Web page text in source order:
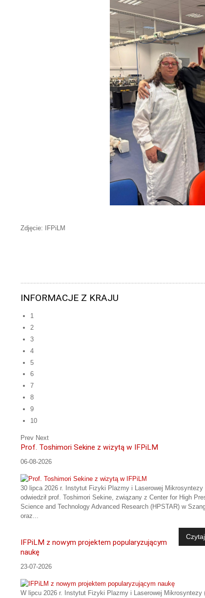
Zdjęcie: IFPiLM
INFORMACJE Z KRAJU
1
2
3
4
5
6
7
8
9
10
Prev Next
Prof. Toshimori Sekine z wizytą w IFPiLM
06-08-2026
30 lipca 2026 r. Instytut Fizyki Plazmy i Laserowej Mikrosyntezy
odwiedził prof. Toshimori Sekine, związany z Center for High
Science and Technology Advanced Research (HPSTAR) w
oraz...
IFPiLM z nowym projektem popularyzującym
naukę
23-07-2026
W lipcu 2026 r. Instytut Fizyki Plazmy i Laserowej Mikrosyntezy